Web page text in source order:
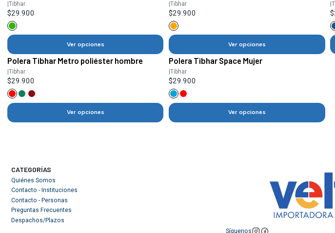
Tibhar
$29.900
Ver opciones
Tibhar
$29.900
Ver opciones
|
Polera Tibhar Metro poliéster hombre
Tibhar
$29.900
Ver opciones
Polera Tibhar Space Mujer
Tibhar
$29.900
Ver opciones
CATEGORÍAS
Quiénes Somos
Contacto - Instituciones
Contacto - Personas
Preguntas Frecuentes
Despachos/Plazos
Síguenos